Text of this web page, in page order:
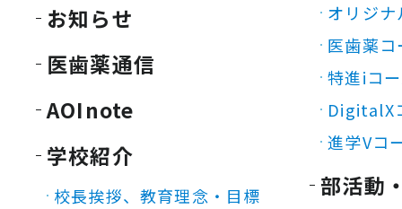
お知らせ
医歯薬通信
AOInote
学校紹介
校長挨拶、教育理念・目標
オリジ
医歯薬コ
特進iコ
DigitalX
進学Vコ
部活動